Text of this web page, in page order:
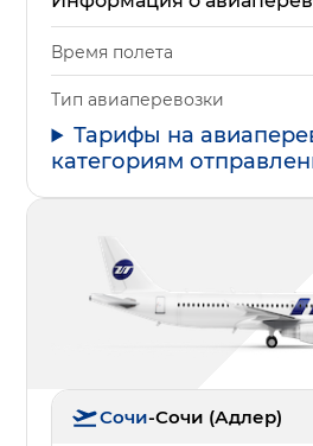
Время полета
Тип авиаперевозки
Тарифы на
категориям
Сочи-Сочи (Адлер)